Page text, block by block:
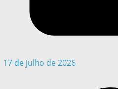
17 de julho de 2026